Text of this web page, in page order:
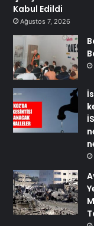
Kabul Edildi
Ağustos 7, 2026